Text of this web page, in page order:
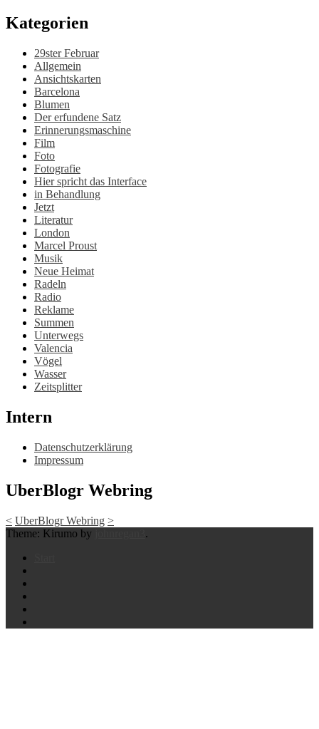
Kategorien
29ster Februar
Allgemein
Ansichtskarten
Barcelona
Blumen
Der erfundene Satz
Erinnerungsmaschine
Film
Foto
Fotografie
Hier spricht das Interface
in Behandlung
Jetzt
Literatur
London
Marcel Proust
Musik
Neue Heimat
Radeln
Radio
Reklame
Summen
Unterwegs
Valencia
Vögel
Wasser
Zeitsplitter
Intern
Datenschutzerklärung
Impressum
UberBlogr Webring
< UberBlogr Webring >
Theme: Kirumo by
.